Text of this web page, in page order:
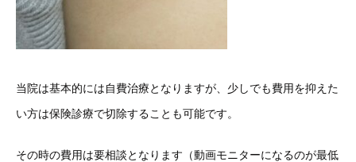
当院は基本的には自費治療となりますが、少しでも費用を抑えた
い方は保険診療で切除することも可能です。
その時の費用は要相談となります（動画モニターになるのが最低